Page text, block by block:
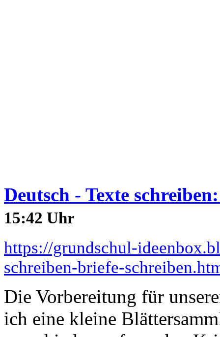
Deutsch - Texte
15:42 Uhr
https://grundschul-
schreiben-briefe-
Die Vorbereitung für
ich eine kleine